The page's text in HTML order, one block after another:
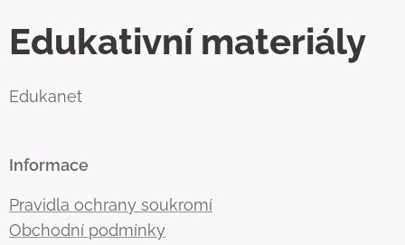
Edukativní materiály
Edukanet
Informace
Pravidla ochrany soukromí
Obchodní podmínky